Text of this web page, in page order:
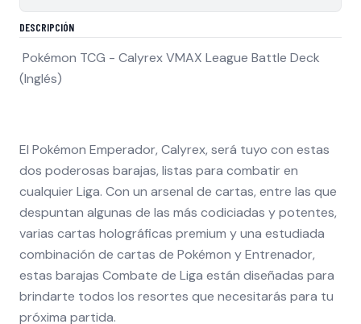
DESCRIPCIÓN
Pokémon TCG - Calyrex VMAX League Battle Deck
(Inglés)
El Pokémon Emperador, Calyrex, será tuyo con estas
dos poderosas barajas, listas para combatir en
cualquier Liga. Con un arsenal de cartas, entre las que
despuntan algunas de las más codiciadas y potentes,
varias cartas holográficas premium y una estudiada
combinación de cartas de Pokémon y Entrenador,
estas barajas Combate de Liga están diseñadas para
brindarte todos los resortes que necesitarás para tu
próxima partida.